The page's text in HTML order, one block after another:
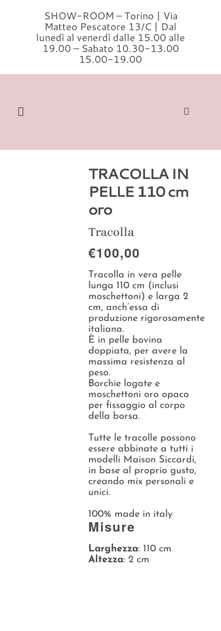
SHOW-ROOM – Torino | Via
Matteo Pescatore 13/C | Dal
lunedì al venerdì dalle 15.00 alle
19.00 – Sabato 10.30-13.00
15.00-19.00
Toggle
TRACOLLA IN
PELLE 110 cm
oro
Tracolla
€100,00
Tracolla in vera pelle
lunga 110 cm (inclusi
moschettoni) e larga 2
cm, anch’essa di
produzione rigorosamente
italiana.
È in pelle bovina
doppiata, per avere la
massima resistenza al
peso.
Borchie logate e
moschettoni oro opaco
per fissaggio al corpo
della borsa.
Tutte le tracolle possono
essere abbinate a tutti i
modelli Maison Siccardi,
in base al proprio gusto,
creando mix personali e
unici.
100% made in italy
Misure
Larghezza: 110 cm
Altezza: 2 cm